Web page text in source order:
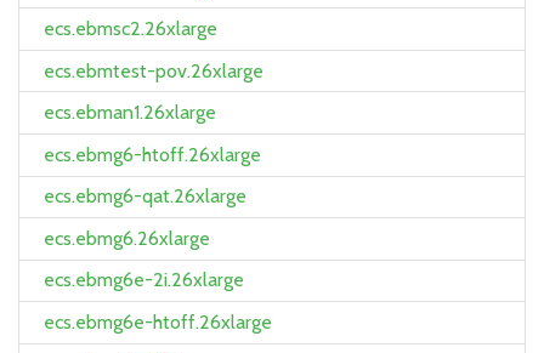
ecs.ebmsc2.26xlarge
ecs.ebmtest-pov.26xlarge
ecs.ebman1.26xlarge
ecs.ebmg6-htoff.26xlarge
ecs.ebmg6-qat.26xlarge
ecs.ebmg6.26xlarge
ecs.ebmg6e-2i.26xlarge
ecs.ebmg6e-htoff.26xlarge